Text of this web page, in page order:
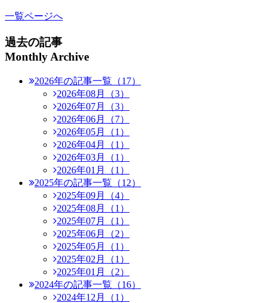
一覧ページへ
過去の記事
Monthly Archive
2026年の記事一覧（17）
2026年08月（3）
2026年07月（3）
2026年06月（7）
2026年05月（1）
2026年04月（1）
2026年03月（1）
2026年01月（1）
2025年の記事一覧（12）
2025年09月（4）
2025年08月（1）
2025年07月（1）
2025年06月（2）
2025年05月（1）
2025年02月（1）
2025年01月（2）
2024年の記事一覧（16）
2024年12月（1）